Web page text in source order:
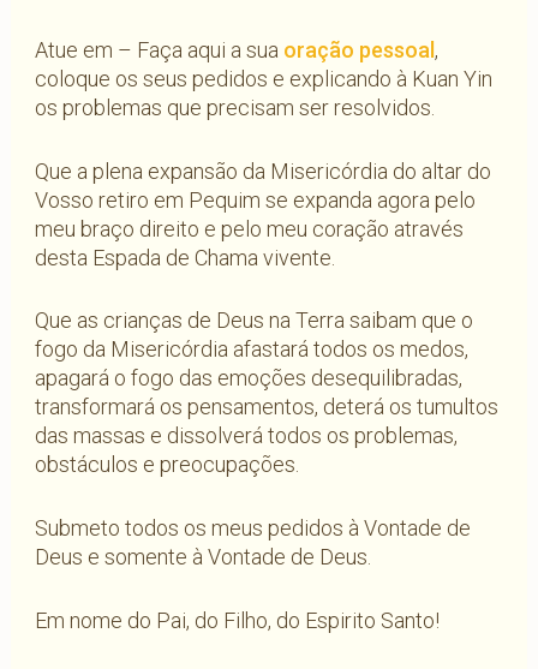
Atue em – Faça aqui a sua oração pessoal,
coloque os seus pedidos e explicando à Kuan Yin
os problemas que precisam ser resolvidos.
Que a plena expansão da Misericórdia do altar do
Vosso retiro em Pequim se expanda agora pelo
meu braço direito e pelo meu coração através
desta Espada de Chama vivente.
Que as crianças de Deus na Terra saibam que o
fogo da Misericórdia afastará todos os medos,
apagará o fogo das emoções desequilibradas,
transformará os pensamentos, deterá os tumultos
das massas e dissolverá todos os problemas,
obstáculos e preocupações.
Submeto todos os meus pedidos à Vontade de
Deus e somente à Vontade de Deus.
Em nome do Pai, do Filho, do Espirito Santo!